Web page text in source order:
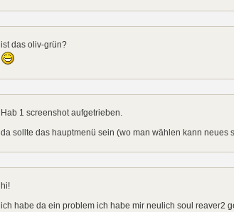
ist das oliv-grün?
Hab 1 screenshot aufgetrieben.
da sollte das hauptmenü sein (wo man wählen kann neues
hi!
ich habe da ein problem ich habe mir neulich soul reaver2